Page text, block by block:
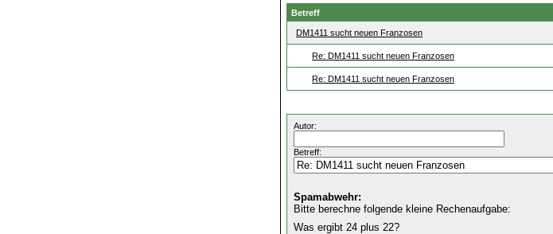
Betreff
DM1411 sucht neuen Franzosen
Re: DM1411 sucht neuen Franzosen
Re: DM1411 sucht neuen Franzosen
Autor:
Betreff:
Spamabwehr:
Bitte berechne folgende kleine Rechenaufgabe:
Was ergibt 24 plus 22?